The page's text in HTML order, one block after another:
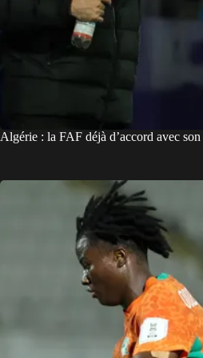
Algérie : la FAF déjà d’accord avec